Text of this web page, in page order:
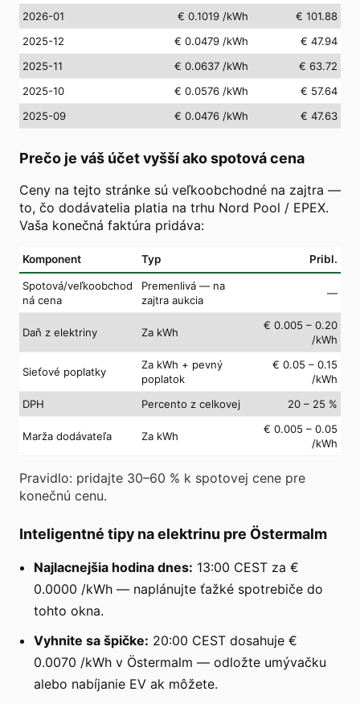
2026-01
€ 0.1019 /kWh
€ 101.88
2025-12
€ 0.0479 /kWh
€ 47.94
2025-11
€ 0.0637 /kWh
€ 63.72
2025-10
€ 0.0576 /kWh
€ 57.64
2025-09
€ 0.0476 /kWh € 47.63
Prečo je váš účet vyšší ako spotová cena
Ceny na tejto stránke sú veľkoobchodné na zajtra —
to, čo dodávatelia platia na trhu Nord Pool / EPEX.
Vaša konečná faktúra pridáva:
Komponent Typ Pribl.
Spotová/veľkoobchod
ná cena
Premenlivá — na
zajtra aukcia
—
Daň z elektriny Za kWh
€ 0.005 – 0.20
/kWh
Sieťové poplatky
Za kWh + pevný
poplatok
€ 0.05 – 0.15
/kWh
DPH
Percento z celkovej 20 – 25 %
Marža dodávateľa Za kWh
€ 0.005 – 0.05
/kWh
Pravidlo: pridajte 30–60 % k spotovej cene pre
konečnú cenu.
Inteligentné tipy na elektrinu pre Östermalm
Najlacnejšia hodina dnes: 13:00 CEST za €
0.0000 /kWh — naplánujte ťažké spotrebiče do
tohto okna.
Vyhnite sa špičke: 20:00 CEST dosahuje €
0.0070 /kWh v Östermalm — odložte umývačku
alebo nabíjanie EV ak môžete.